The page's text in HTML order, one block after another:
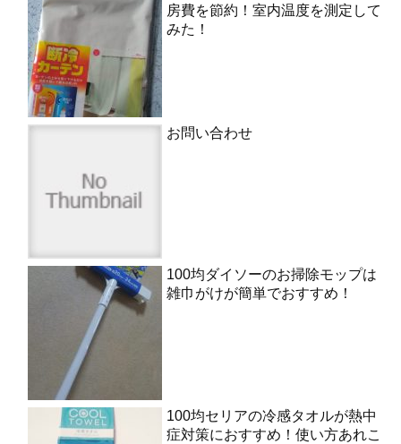
房費を節約！室内温度を測定して
みた！
お問い合わせ
100均ダイソーのお掃除モップは
雑巾がけが簡単でおすすめ！
100均セリアの冷感タオルが熱中
症対策におすすめ！使い方あれこ